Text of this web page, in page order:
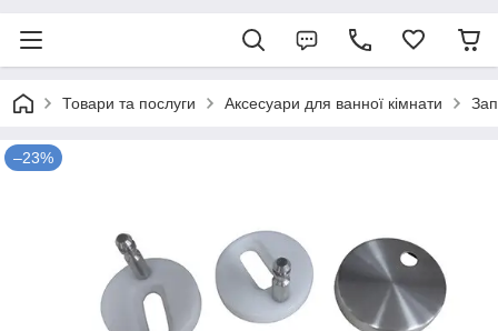
Товари та послуги Аксесуари для ванної кімнати
–23%